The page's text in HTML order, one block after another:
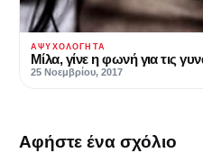
ΑΨΥΧΟΛΌΓΗΤΑ
Μίλα, γίνε η φωνή για τις
25 Νοεμβρίου, 2017
Αφήστε ένα σχόλιο